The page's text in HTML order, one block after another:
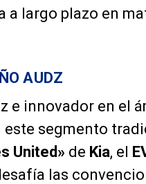
a largo plazo en
AUDZ
e innovador en el
segmento
United» de Kia, el
las